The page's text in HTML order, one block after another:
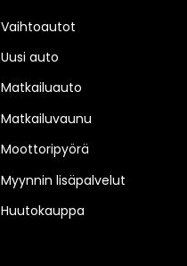
Vaihtoautot
Uusi auto
Matkailuauto
Matkailuvaunu
Moottoripyörä
Myynnin lisäpalvelut
Huutokauppa